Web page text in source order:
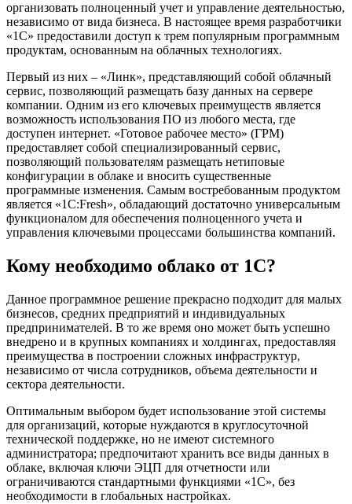
организовать полноценный учет и управление деятельностью,
независимо от вида бизнеса. В настоящее время разработчики
«1С» предоставили доступ к трем популярным программным
продуктам, основанным на облачных технологиях.
Первый из них – «Линк», представляющий собой облачный
сервис, позволяющий размещать базу данных на сервере
компании. Одним из его ключевых преимуществ является
возможность использования ПО из любого места, где
доступен интернет. «Готовое рабочее место» (ГРМ)
предоставляет собой специализированный сервис,
позволяющий пользователям размещать нетиповые
конфигурации в облаке и вносить существенные
программные изменения. Самым востребованным продуктом
является «1С:Fresh», обладающий достаточно универсальным
функционалом для обеспечения полноценного учета и
управления ключевыми процессами большинства компаний.
Кому необходимо облако от 1С?
Данное программное решение прекрасно подходит для малых
бизнесов, средних предприятий и индивидуальных
предпринимателей. В то же время оно может быть успешно
внедрено и в крупных компаниях и холдингах, предоставляя
преимущества в построении сложных инфраструктур,
независимо от числа сотрудников, объема деятельности и
сектора деятельности.
Оптимальным выбором будет использование этой системы
для организаций, которые нуждаются в круглосуточной
технической поддержке, но не имеют системного
администратора; предпочитают хранить все виды данных в
облаке, включая ключи ЭЦП для отчетности или
ограничиваются стандартными функциями «1С», без
необходимости в глобальных настройках.